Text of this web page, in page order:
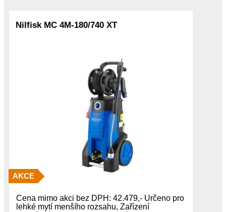
Nilfisk MC 4M-180/740 XT
AKCE
Cena mimo akci bez DPH: 42.479,- Určeno pro
lehké mytí menšího rozsahu, Zařízení